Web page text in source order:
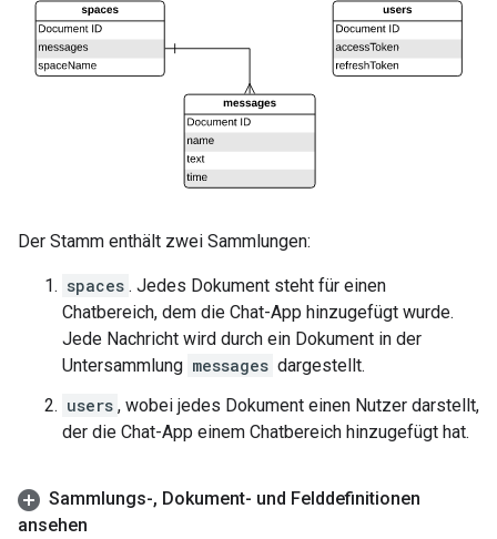
Der Stamm enthält zwei Sammlungen:
spaces . Jedes Dokument steht für einen
Chatbereich, dem die Chat-App hinzugefügt wurde.
Jede Nachricht wird durch ein Dokument in der
Untersammlung messages dargestellt.
users , wobei jedes Dokument einen Nutzer darstellt,
der die Chat-App einem Chatbereich hinzugefügt hat.
Sammlungs-, Dokument- und Felddefinitionen
ansehen